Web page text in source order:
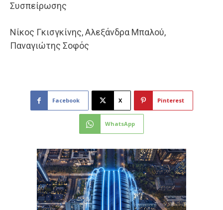
Συσπείρωσης
Νίκος Γκισγκίνης, Αλεξάνδρα Μπαλού,
Παναγιώτης Σοφός
Facebook X Pinterest
WhatsApp